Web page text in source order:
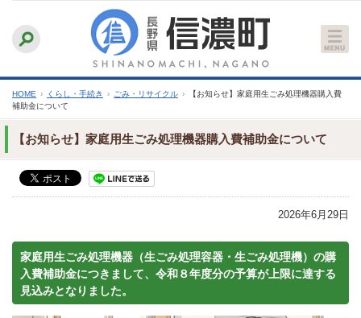
文
へ
ふりがなをつける
文字サイズ
縮小 標準 拡大
HOME › くらし・手続き › ごみ・リサイクル ›
【お知らせ】家庭用生ごみ処理機器購入費
補助金について
【お知らせ】家庭用生ごみ処理機器購入費補助金について
2026年6月29日
家庭用生ごみ処理機器（生ごみ処理容器・生ごみ処理機）の購
入費補助金につきまして、令和８年度分の予算が上限に達する
見込みとなりました。